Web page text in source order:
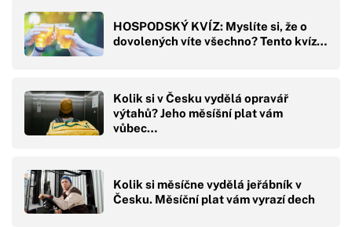
HOSPODSKÝ KVÍZ: Myslíte si, že o
dovolených víte všechno? Tento kvíz…
Kolik si v Česku vydělá opravář
výtahů? Jeho měsíšní plat vám
vůbec…
Kolik si měsíčne vydělá jeřábník v
Česku. Měsíční plat vám vyrazí dech